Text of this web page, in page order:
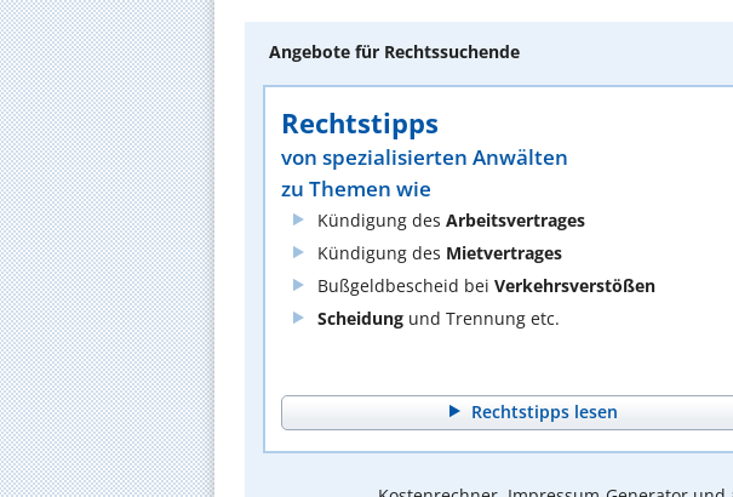
Angebote für Rechtssuchende
Rechtstipps
von spezialisierten Anwälten
zu Themen wie
Kündigung des Arbeitsvertrages
Kündigung des Mietvertrages
Bußgeldbescheid bei Verkehrsverstößen
Scheidung und Trennung etc.
Rechtstipps lesen